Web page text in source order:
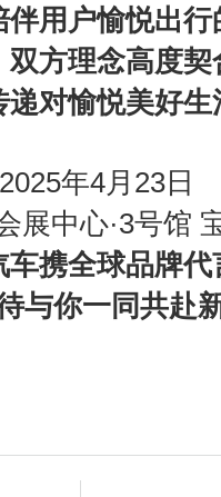
伴用户愉悦出
双方理念高度契
递对愉悦美好生
2025年4月23日
中心·3号馆
车携全球品牌代
与你一同共赴